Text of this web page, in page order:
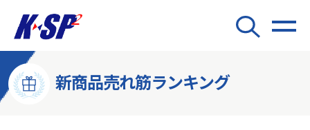
新商品売れ筋ランキング